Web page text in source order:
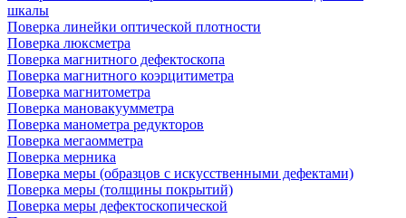
шкалы
Поверка линейки оптической плотности
Поверка люксметра
Поверка магнитного дефектоскопа
Поверка магнитного коэрцитиметра
Поверка магнитометра
Поверка мановакуумметра
Поверка манометра редукторов
Поверка мегаомметра
Поверка мерника
Поверка меры (образцов с искусственными дефектами)
Поверка меры (толщины покрытий)
Поверка меры дефектоскопической